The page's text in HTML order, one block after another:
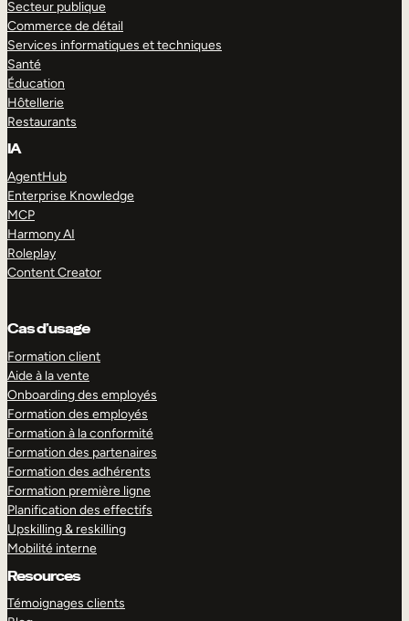
Secteur publique
Commerce de détail
Services informatiques et techniques
Santé
Éducation
Hôtellerie
Restaurants
IA
AgentHub
Enterprise Knowledge
MCP
Harmony AI
Roleplay
Content Creator
Cas d’usage
Formation client
Aide à la vente
Onboarding des employés
Formation des employés
Formation à la conformité
Formation des partenaires
Formation des adhérents
Formation première ligne
Planification des effectifs
Upskilling & reskilling
Mobilité interne
Resources
Témoignages clients